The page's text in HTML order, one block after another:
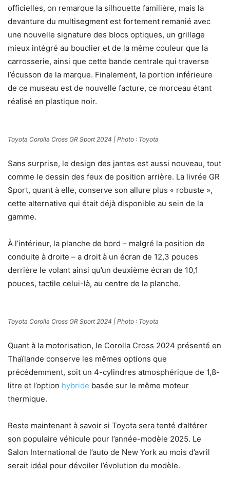
officielles, on remarque la silhouette familière, mais la
devanture du multisegment est fortement remanié avec
une nouvelle signature des blocs optiques, un grillage
mieux intégré au bouclier et de la même couleur que la
carrosserie, ainsi que cette bande centrale qui traverse
l’écusson de la marque. Finalement, la portion inférieure
de ce museau est de nouvelle facture, ce morceau étant
réalisé en plastique noir.
Toyota Corolla Cross GR Sport 2024 | Photo : Toyota
Sans surprise, le design des jantes est aussi nouveau, tout
comme le dessin des feux de position arrière. La livrée GR
Sport, quant à elle, conserve son allure plus « robuste »,
cette alternative qui était déjà disponible au sein de la
gamme.
À l’intérieur, la planche de bord – malgré la position de
conduite à droite – a droit à un écran de 12,3 pouces
derrière le volant ainsi qu’un deuxième écran de 10,1
pouces, tactile celui-là, au centre de la planche.
Toyota Corolla Cross GR Sport 2024 | Photo : Toyota
Quant à la motorisation, le Corolla Cross 2024 présenté en
Thaïlande conserve les mêmes options que
précédemment, soit un 4-cylindres atmosphérique de 1,8-
litre et l’option hybride basée sur le même moteur
thermique.
Reste maintenant à savoir si Toyota sera tenté d’altérer
son populaire véhicule pour l’année-modèle 2025. Le
Salon International de l’auto de New York au mois d’avril
serait idéal pour dévoiler l’évolution du modèle.